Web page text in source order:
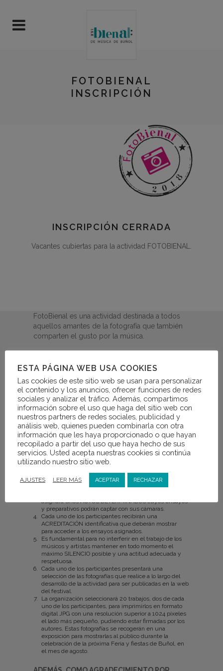
FOTOBIENAL
INSCRIPCIÓN
INSCRIPCIÓN CERRADA
Vacantes cubiertas para la actividad FOTOBIENAL.
FotoBienal es una actividad destinada a todos
aquellos amantes de la fotografía que también
comparten el gusto por la música.
concreto: los preparativos de un concierto. Así,
y momentos previos a diversos espectáculos
de la programación.
LA ACTIVIDAD FOTOBIENAL
Se organizará siguiendo las siguientes
premisas:
Los participantes deberán ACREDITARSE, de manera
gratuita, completando el FORMULARIO que aparece
Podrán participar un MÁXIMO DE 10 PERSONAS.
Con el fin de evitar una excesiva afluencia de
asignará unos ACTOS DETERMINADOS cuyos ensayos
y preparativos podrán captar con sus cámaras.
Cada uno de los participantes recibirán una
ACREDITACIÓN identificativa que deberán mostrar
para acceder a los ensayos asignados.
Es fundamental para no interferir en el trabajo de los
músicos y artistas mantener en todo momento el
máximo SILENCIO posible y una actitud adecuada y
respetuosa.
Cada uno de los participantes presentará una
selección de las fotografías que realice a lo largo del
desarrollo de la actividad para ser publicadas en la web
del festival.
La organización seleccionará 20 trabajos, dos de cada
uno de los participantes, para imprimirlos en formato
digital JPG con una resolución superior a 1024 píxeles
el lado más pequeño, pudiendo estar firmadas por los
autores. Estas fotografías se recogerán en una
exposición para mostrarlas al público durante la
celebración de la próxima Feria y fiestas de Buñol, en
el mes de agosto.
ESTA PÁGINA WEB USA COOKIES
Las cookies de este sitio web se usan para personalizar
el contenido y los anuncios, ofrecer funciones de redes
sociales y analizar el tráfico. Además, compartimos
información sobre el uso que haga del sitio web con
nuestros partners de redes sociales, publicidad y
análisis web, quienes pueden combinarla con otra
información que les haya proporcionado o que hayan
recopilado a partir del uso que haya hecho de sus
servicios. Usted acepta nuestras cookies si continúa
utilizando nuestro sitio web.
AJUSTES LEER MÁS ACEPTAR RECHAZAR